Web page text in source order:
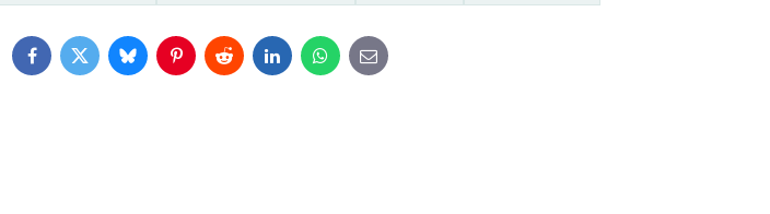
FacebookTwitterBlueskyPinterestRedditLinkedInWhatsApp
E-
mail